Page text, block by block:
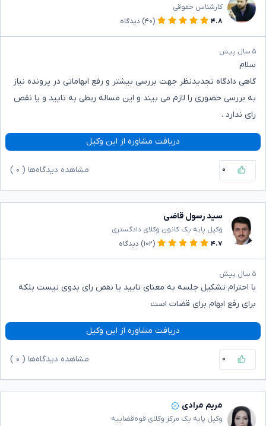
کارشناس حقوقی
۴.۸
(۴۰) دیدگاه
۵ سال پیش
سلام
گاهی دادگاه تجدیدنظر جهت بررسی بیشتر و رفع ابهاماتی در پرونده نیاز
به بررسی حضوری را لازم می بیند و این مساله ربطی به تایید و یا نقص
رای ندارد .
دریافت مشاوره از این وکیل
۰ مشاهده دیدگاه‌ها ( ۰
سید رسول قاضی
وکیل پایه یک کانون وکلای دادگستری
۴.۷
(۱۰۲) دیدگاه
۵ سال پیش
با احترام تشکیل جلسه به معنای تایید یا نقض رای بدوی نیست بلکه
برای رفع ابهام برای قضات است
دریافت مشاوره از این وکیل
۰ مشاهده دیدگاه‌ها ( ۰
مریم مرادی
وکیل پایه یک مرکز وکلای قوه‌قضاییه